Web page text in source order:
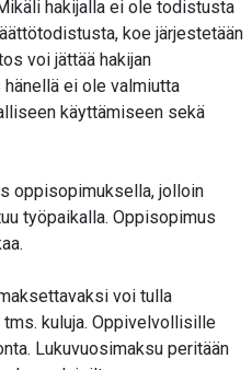
hakijalla ei ole todistusta
koe järjestetään
voi jättää hakijan
ei ole valmiutta
käyttämiseen sekä
oppisopimuksella, jolloin
työpaikalla. Oppisopimus
voi tulla
kuluja. Oppivelvollisille
Lukuvuosimaksu peritään